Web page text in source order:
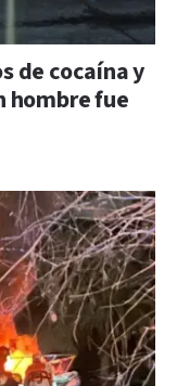
de cocaína y
hombre fue